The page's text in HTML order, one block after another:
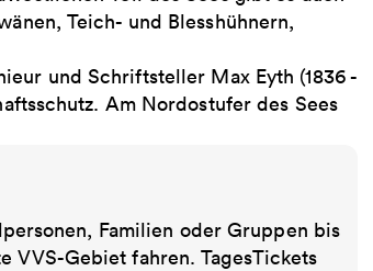
Teich- und Blesshühnern,
und Schriftsteller Max Eyth (1836 -
Am Nordostufer des Sees
Familien oder Gruppen bis
VVS-Gebiet fahren. TagesTickets